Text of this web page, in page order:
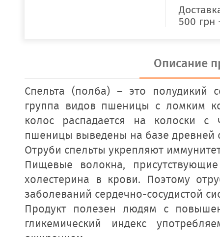
500
Описание
Спельта (полба) – это полудикий
группа видов пшеницы с ломким
колос распадается на колоски
пшеницы выведены на базе древней
Отруби спельты укрепляют
Пищевые волокна,
холестерина в крови. Поэтому
заболеваний сердечно-сосудистой
Продукт полезен людям с
гликемический индекс